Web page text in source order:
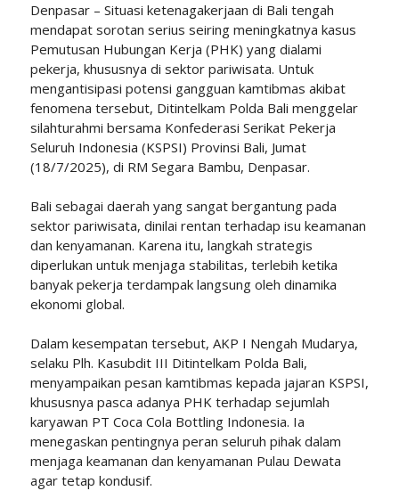
Denpasar – Situasi ketenagakerjaan di Bali tengah
mendapat sorotan serius seiring meningkatnya kasus
Pemutusan Hubungan Kerja (PHK) yang dialami
pekerja, khususnya di sektor pariwisata. Untuk
mengantisipasi potensi gangguan kamtibmas akibat
fenomena tersebut, Ditintelkam Polda Bali menggelar
silahturahmi bersama Konfederasi Serikat Pekerja
Seluruh Indonesia (KSPSI) Provinsi Bali, Jumat
(18/7/2025), di RM Segara Bambu, Denpasar.
Bali sebagai daerah yang sangat bergantung pada
sektor pariwisata, dinilai rentan terhadap isu keamanan
dan kenyamanan. Karena itu, langkah strategis
diperlukan untuk menjaga stabilitas, terlebih ketika
banyak pekerja terdampak langsung oleh dinamika
ekonomi global.
Dalam kesempatan tersebut, AKP I Nengah Mudarya,
selaku Plh. Kasubdit III Ditintelkam Polda Bali,
menyampaikan pesan kamtibmas kepada jajaran KSPSI,
khususnya pasca adanya PHK terhadap sejumlah
karyawan PT Coca Cola Bottling Indonesia. Ia
menegaskan pentingnya peran seluruh pihak dalam
menjaga keamanan dan kenyamanan Pulau Dewata
agar tetap kondusif.